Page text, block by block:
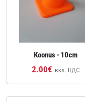
Koonus - 10cm
2.00€ вкл. НДС